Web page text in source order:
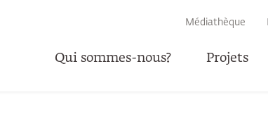
Médiathèque
Qui sommes-nous? Projets